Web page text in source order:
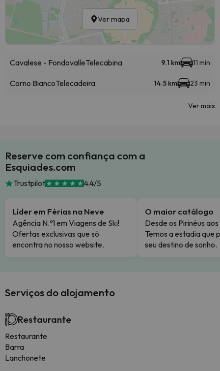
Ver mapa
Cavalese - FondovalleTelecabina 9.1 km 11 min
Corno BiancoTelecadeira 14.5 km 23 min
Ver mais
Reserve com confiança com a
Esquiades.com
Trustpilot 4.4/5
Líder em Férias na Neve
Agência N.º1 em Viagens de Ski!
Ofertas exclusivas que só
encontra no nosso website.
O maior catálogo
Desde os Pirinéus
Temos a estadia que
seu destino de sonho.
Serviços do alojamento
Restaurante
Restaurante
Barra
Lanchonete